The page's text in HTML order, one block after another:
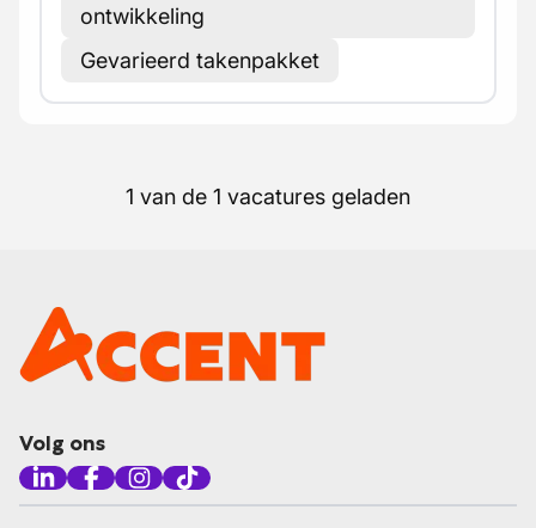
ontwikkeling
Gevarieerd takenpakket
1 van de 1 vacatures geladen
Volg ons